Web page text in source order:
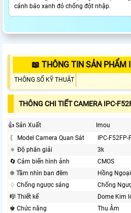
cảnh báo xanh đỏ chống đột nhập.
📖 THÔNG TIN SẢN PHẨM
THÔNG SỐ KỸ THUẬT
THÔNG CHI TIẾT CAMERA IPC-
👍 Sản Xuất
Imou
〘 Model Camera Quan Sát
IPC-F52FP-
🔅 Độ phân giải
3k
🔄 Cảm biến hình ảnh
CMOS
❈ Tầm nhìn ban đêm
Hồng
♢ Chống ngược sáng
Chống
🎼️ Thiết kế
Dome Kim
♚ Chức năng
Thu Âm